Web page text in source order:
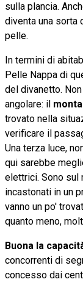
sulla plancia.
diventa una sorta
pelle.
In termini di
Pelle Nappa di
del divanetto.
angolare: il
trovato nella
verificare il
Una terza luce,
qui sarebbe
elettrici. Sono sul
incastonati in un
vanno un po'
quanto meno,
Buona la
concorrenti di
concesso dai